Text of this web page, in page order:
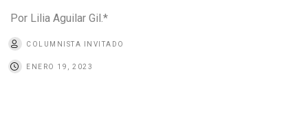
Por Lilia Aguilar Gil.*
COLUMNISTA INVITADO
ENERO 19, 2023